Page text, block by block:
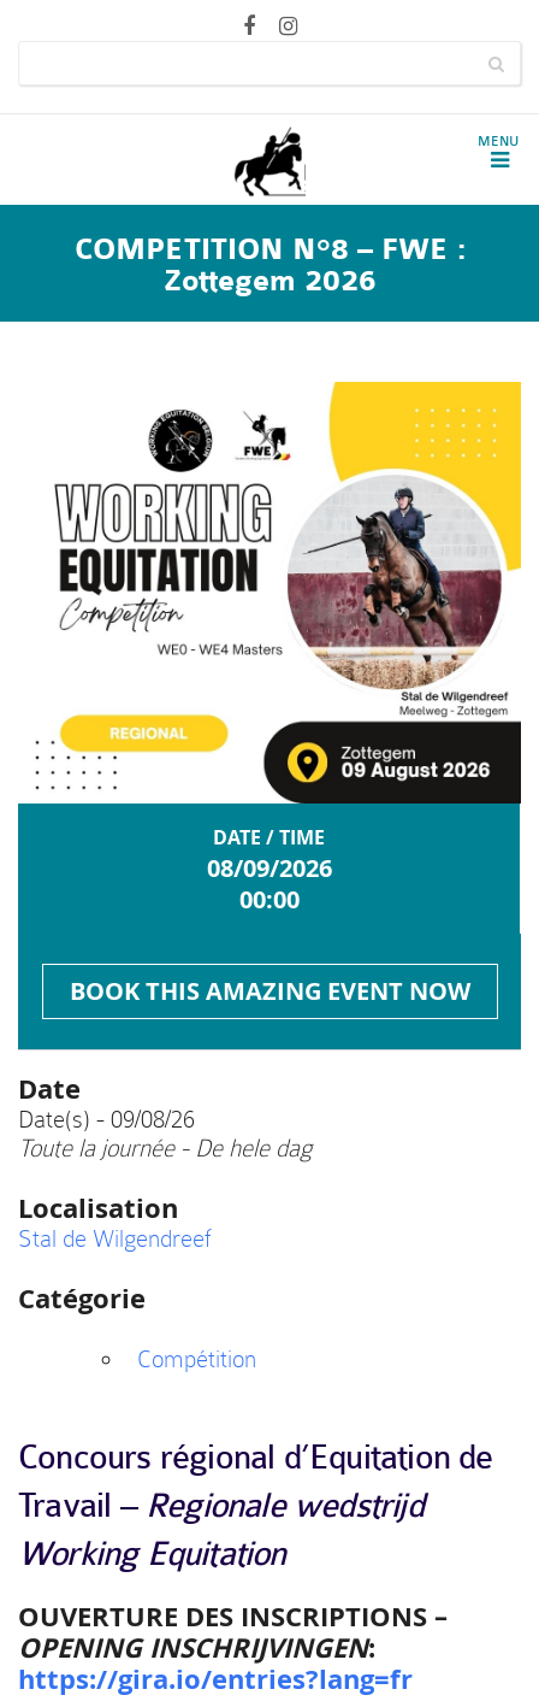
COMPETITION N°8 – FWE :
Zottegem 2026
DATE / TIME
08/09/2026
00:00
BOOK THIS AMAZING EVENT NOW
Date
Date(s) - 09/08/26
Toute la journée - De hele dag
Localisation
Stal de Wilgendreef
Catégorie
Compétition
Concours régional d’Equitation de
Travail – Regionale wedstrijd
Working Equitation
OUVERTURE DES INSCRIPTIONS –
OPENING INSCHRIJVINGEN:
https://gira.io/entries?lang=fr